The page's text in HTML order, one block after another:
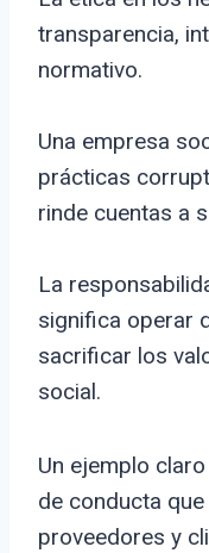
transparencia,
normativo.
Una empresa
prácticas
rinde cuentas a
La
significa operar
sacrificar los
social.
Un ejemplo
de conducta
proveedores y